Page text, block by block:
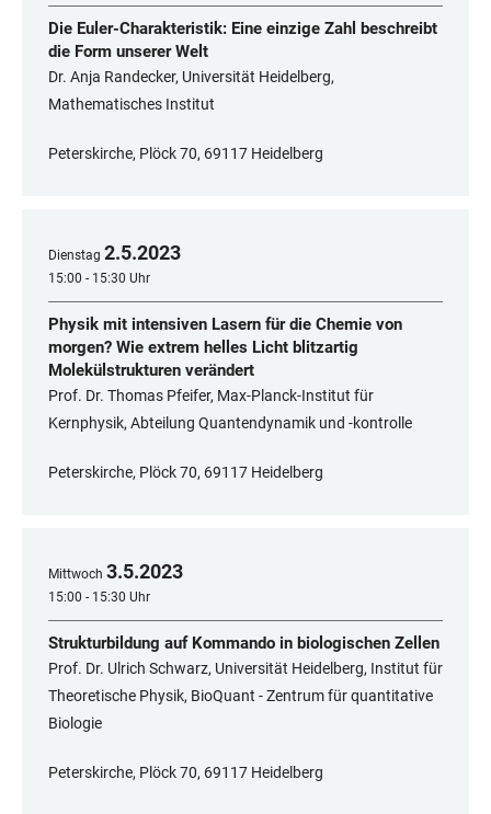
Die Euler-Charakteristik: Eine einzige Zahl beschreibt
die Form unserer Welt
Dr. Anja Randecker, Universität Heidelberg,
Mathematisches Institut
Peterskirche, Plöck 70, 69117 Heidelberg
Dienstag 2.5.2023
15:00 - 15:30 Uhr
Physik mit intensiven Lasern für die Chemie von
morgen? Wie extrem helles Licht blitzartig
Molekülstrukturen verändert
Prof. Dr. Thomas Pfeifer, Max-Planck-Institut für
Kernphysik, Abteilung Quantendynamik und -kontrolle
Peterskirche, Plöck 70, 69117 Heidelberg
Mittwoch 3.5.2023
15:00 - 15:30 Uhr
Strukturbildung auf Kommando in biologischen Zellen
Prof. Dr. Ulrich Schwarz, Universität Heidelberg, Institut für
Theoretische Physik, BioQuant - Zentrum für quantitative
Biologie
Peterskirche, Plöck 70, 69117 Heidelberg